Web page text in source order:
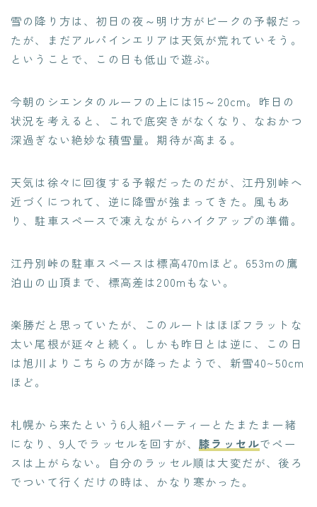
雪の降り方は、初日の夜～明け方がピークの予報だっ
たが、まだアルパインエリアは天気が荒れていそう。
ということで、この日も低山で遊ぶ。
今朝のシエンタのルーフの上には15～20cm。昨日の
状況を考えると、これで底突きがなくなり、なおかつ
深過ぎない絶妙な積雪量。期待が高まる。
天気は徐々に回復する予報だったのだが、江丹別峠へ
近づくにつれて、逆に降雪が強まってきた。風もあ
り、駐車スペースで凍えながらハイクアップの準備。
江丹別峠の駐車スペースは標高470mほど。653mの鷹
泊山の山頂まで、標高差は200mもない。
楽勝だと思っていたが、このルートはほぼフラットな
太い尾根が延々と続く。しかも昨日とは逆に、この日
は旭川よりこちらの方が降ったようで、新雪40~50cm
ほど。
札幌から来たという6人組パーティーとたまたま一緒
になり、9人でラッセルを回すが、膝ラッセルでペー
スは上がらない。自分のラッセル順は大変だが、後ろ
でついて行くだけの時は、かなり寒かった。